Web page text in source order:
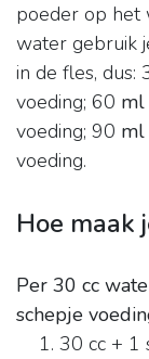
poeder op het
water gebruik
in de fles, dus:
voeding; 60 ml
voeding; 90 ml
voeding.
Hoe maak
Per 30 cc
schepje
30 cc + 1